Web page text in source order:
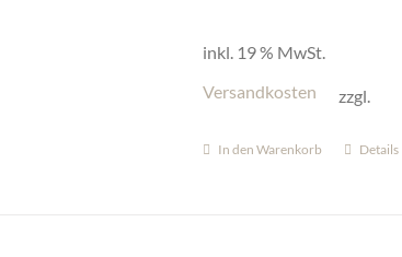
inkl. 19 % MwSt.
zzgl.
Versandkosten
In den Warenkorb Details